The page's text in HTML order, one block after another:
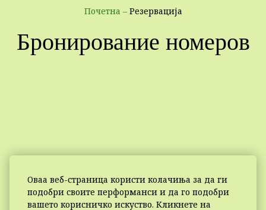
Оваа веб-страница користи колачиња за да ги
подобри своите перформанси и да го подобри
вашето корисничко искуство. Кликнете на
Почетна – Резервација
Бронирование номеров